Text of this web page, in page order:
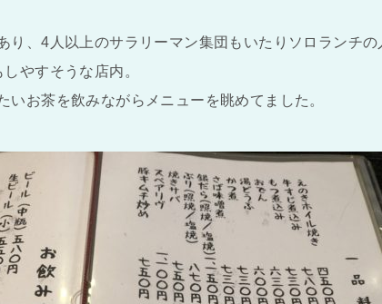
り、4人以上のサラリーマン集団もいたりソロランチの
やすそうな店内。
いお茶を飲みながらメニューを眺めてました。